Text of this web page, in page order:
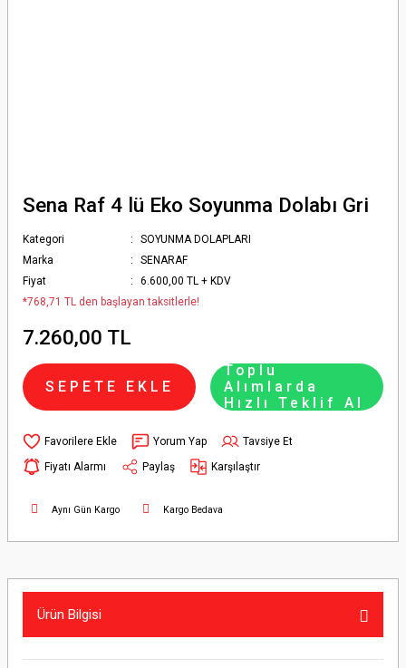
Sena Raf 4 lü Eko Soyunma Dolabı Gri
Kategori
SOYUNMA DOLAPLARI
Marka
SENARAF
Fiyat
6.600,00 TL + KDV
*768,71 TL den başlayan taksitlerle!
7.260,00 TL
SEPETE EKLE
Toplu
Alımlarda
Hızlı Teklif Al
Yorum Yap
Tavsiye Et
Fiyatı Alarmı
Paylaş Karşılaştır
Aynı Gün Kargo Kargo Bedava
Ürün Bilgisi